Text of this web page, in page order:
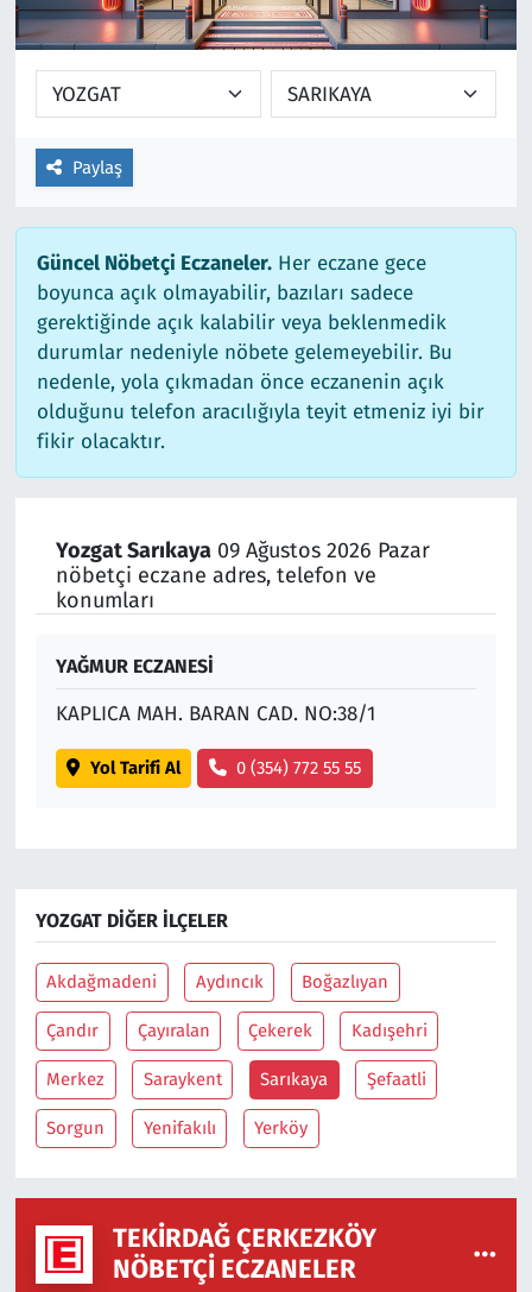
Paylaş
Güncel Nöbetçi Eczaneler.Her eczane gece
boyunca açık olmayabilir, bazıları sadece
gerektiğinde açık kalabilir veya beklenmedik
durumlar nedeniyle nöbete gelemeyebilir. Bu
nedenle, yola çıkmadan önce eczanenin açık
olduğunu telefon aracılığıyla teyit etmeniz iyi bir
fikir olacaktır.
Yozgat Sarıkaya09 Ağustos 2026 Pazar
nöbetçi eczane adres, telefon ve
konumları
YAĞMUR ECZANESİ
KAPLICA MAH. BARAN CAD. NO:38/1
Yol Tarifi Al 0 (354) 772 55 55
YOZGAT DIĞER İLÇELER
Akdağmadeni Aydıncık Boğazlıyan
Çandır Çayıralan Çekerek Kadışehri
Merkez Saraykent Sarıkaya Şefaatli
Sorgun Yenifakılı Yerköy
TEKIRDAĞ ÇERKEZKÖY
NÖBETÇI ECZANELER
Ekonomi
Siyaset
Foto Galeri
Video
Yazarlar
Ara
Gündem
Kapaklı
Kırklareli
Kültür Sanat
Malkara
Marmaraereğlisi
Sağlık
Siyaset
Süleymanpaşa
Tekirdağ